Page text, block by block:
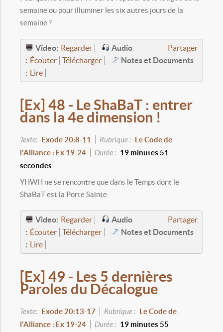
semaine ou pour illuminer les six autres jours de la
semaine ?
Partager
Video: Regarder
Audio
: Écouter Télécharger
Notes et Documents
:
Lire
[Ex] 48 - Le ShaBaT : entrer
dans la 4e dimension !
Texte: Exode 20:8-11 Rubrique : Le Code de
l'Alliance : Ex 19-24
Durée : 19 minutes 51
secondes
YHWH ne se rencontre que dans le Temps dont le
ShaBaT est la Porte Sainte.
Partager
Video: Regarder
Audio
: Écouter Télécharger
Notes et Documents
:
Lire
[Ex] 49 - Les 5 dernières
Paroles du Décalogue
Texte: Exode 20:13-17 Rubrique : Le Code de
l'Alliance : Ex 19-24
Durée : 19 minutes 55